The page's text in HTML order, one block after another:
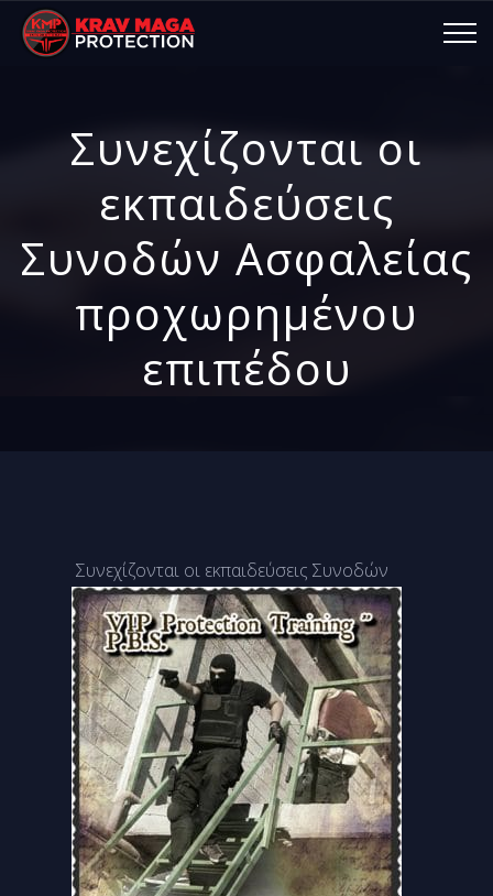
Συνεχίζονται οι
εκπαιδεύσεις
Συνοδών Ασφαλείας
προχωρημένου
επιπέδου
Συνεχίζονται οι εκπαιδεύσεις Συνοδών